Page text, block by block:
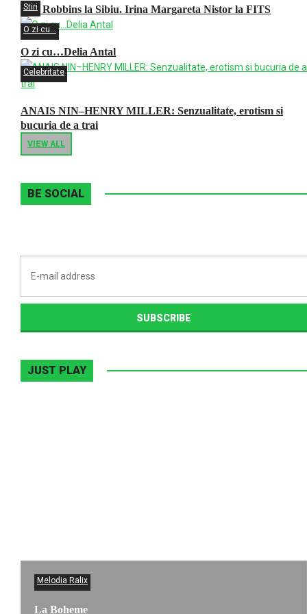
Stiri
Tim Robbins la Sibiu. Irina Margareta Nistor la FITS
O zi cu...
O zi cu…Delia Antal
Celebritate
ANAIS NIN–HENRY MILLER: Senzualitate, erotism si
bucuria de a trai
VIEW ALL
BE SOCIAL
JUST PLAY
Melodia Ralix
La Boheme